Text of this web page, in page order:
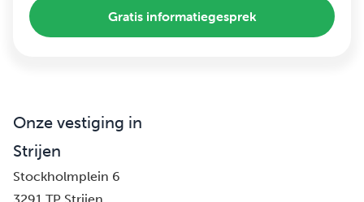
Gratis informatiegesprek
Onze vestiging in
Strijen
Stockholmplein 6